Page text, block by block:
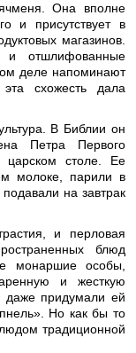
Она вполне
и присутствует в
магазинов.
и отшлифованные
деле напоминают
схожесть дала
В Библии он
Петра Первого
царском столе. Ее
молоке, парили в
на завтрак
и перловая
блюд
монаршие особы,
и жесткую
даже придумали ей
Но как бы то
традиционной